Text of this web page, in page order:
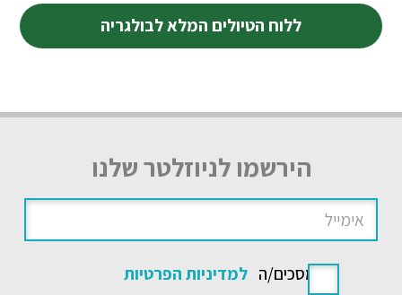
ללוח הטיולים המלא לבולגריה
הירשמו לניוזלטר שלנו
אני מסכים/ה למדיניות הפרטיות